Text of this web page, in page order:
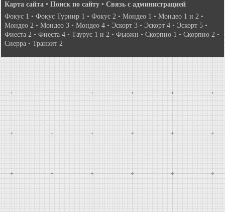
Карта сайта • Поиск по сайту • Связь с администрацией
Фокус 1 • Фокус Турнир 1 • Фокус 2 • Мондео 1 • Мондео 1 и 2 •
Мондео 2 • Мондео 3 • Мондео 4 • Эскорт 3 • Эскорт 4 • Эскорт 5 •
Фиеста 2 • Фиеста 4 • Таурус 1 и 2 • Фьюжн • Скорпио 1 • Скорпио 2 •
Сиерра • Транзит 2